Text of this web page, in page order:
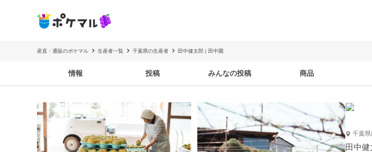
産直・通販のポケマル 生産者一覧 千葉県の生産者 田中健太郎 | 田中園
情報 投稿 みんなの投稿 商品
千葉
田中健